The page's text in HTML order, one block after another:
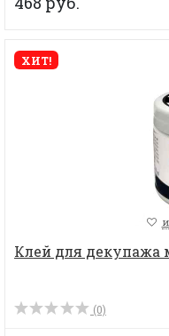
ХИТ!
Клей для декупажа
(0)